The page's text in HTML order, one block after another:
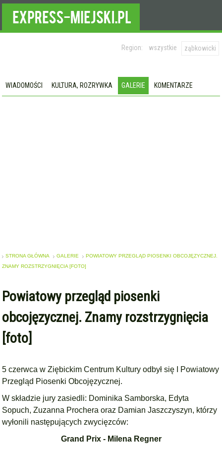
Region: wszystkie ząbkowicki
WIADOMOŚCI KULTURA, ROZRYWKA GALERIE KOMENTARZE
STRONA GŁÓWNA GALERIE
POWIATOWY PRZEGLĄD PIOSENKI OBCOJĘZYCZNEJ.
ZNAMY ROZSTRZYGNIĘCIA [FOTO]
Powiatowy przegląd piosenki
obcojęzycznej. Znamy rozstrzygnięcia
[foto]
5 czerwca w Ziębickim Centrum Kultury odbył się I Powiatowy
Przegląd Piosenki Obcojęzycznej.
W składzie jury zasiedli: Dominika Samborska, Edyta
Sopuch, Zuzanna Prochera oraz Damian Jaszczyszyn, którzy
wyłonili następujących zwycięzców:
Grand Prix - Milena Regner